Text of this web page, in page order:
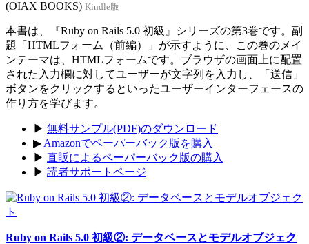
(OIAX BOOKS) Kindle版
本書は、『Ruby on Rails 5.0 初級』シリーズの第3巻です。副
題「HTMLフォーム（前編）」が示すように、この巻のメイ
ンテーマは、HTMLフォームです。ブラウザの画面上に配置
された入力欄に対してユーザーが文字列を入力し、「送信」
ボタンをクリックするといったユーザーインターフェースの
作り方を学びます。
▶ 無料サンプル(PDF)のダウンロード
▶ Amazonでペーパーバック版を購入
▶ 直販によるペーパーバック版の購入
▶ 読者サポートページ
Ruby on Rails 5.0 初級②: データベースとモデルオブジェク